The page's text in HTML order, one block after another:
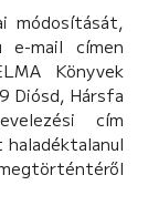
módosítását,
e-mail címen
Könyvek
Diósd, Hársfa
cím